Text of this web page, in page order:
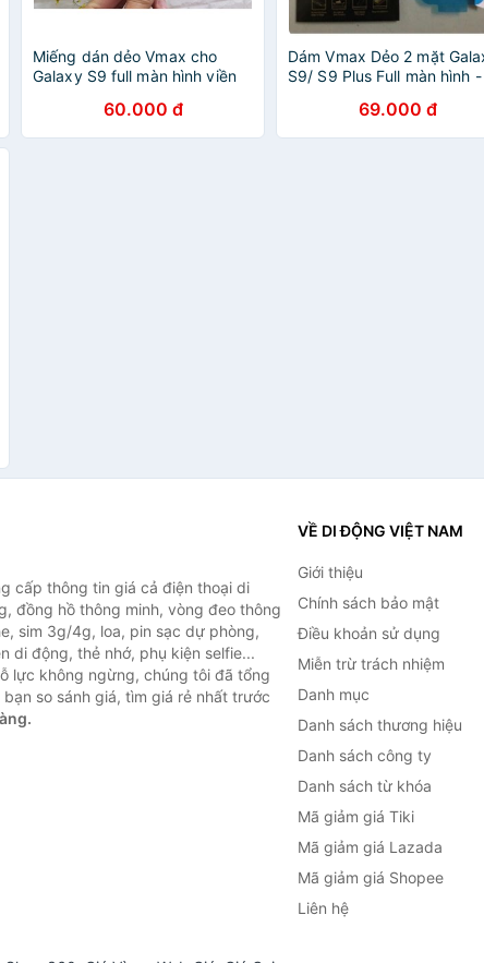
Miếng dán dẻo Vmax cho
Galaxy S9 full màn hình viền
60.000 đ
Dám Vmax Dẻo 2 mặt
S9/ S9 Plus Full màn hình -
69.000 đ
cấp thông tin giá cả điện thoại di
đồng hồ thông minh, vòng đeo thông
sim 3g/4g, loa, pin sạc dự phòng,
di động, thẻ nhớ, phụ kiện selfie...
lực không ngừng, chúng tôi đã tổng
so sánh giá, tìm giá rẻ nhất trước
VỀ DI ĐỘNG VIỆT NAM
Giới thiệu
Chính sách bảo mật
Điều khoản sử dụng
Miễn trừ trách nhiệm
Danh mục
Danh sách thương hiệu
Danh sách công ty
Danh sách từ khóa
Mã giảm giá Tiki
Mã giảm giá Lazada
Mã giảm giá Shopee
Liên hệ